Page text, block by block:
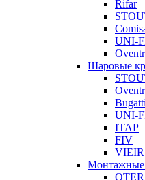
Rifar
UNI-
Шаровые
Bugatti
UNI-
ITAP
FIV
VIEIR
Монтажные
OTER